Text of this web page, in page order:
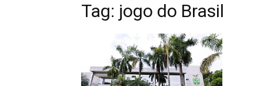
Tag: jogo do Brasil